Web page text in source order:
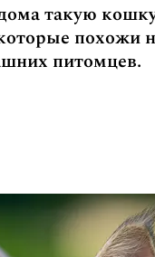
такую
похожи
питомцев.